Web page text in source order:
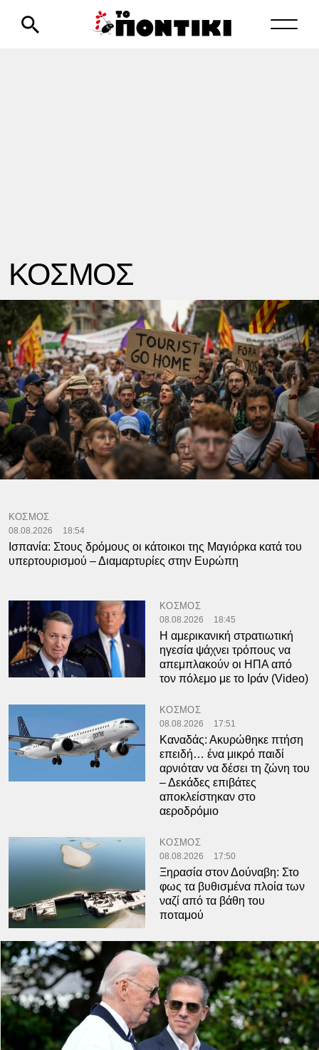
ΚΟΣΜΟΣ
ΚΟΣΜΟΣ
08.08.2026 18:54
Ισπανία: Στους δρόμους οι κάτοικοι της Μαγιόρκα κατά του
υπερτουρισμού – Διαμαρτυρίες στην Ευρώπη
ΚΟΣΜΟΣ
08.08.2026 18:45
Η αμερικανική στρατιωτική
ηγεσία ψάχνει τρόπους να
απεμπλακούν οι ΗΠΑ από
τον πόλεμο με το Ιράν (Video)
ΚΟΣΜΟΣ
08.08.2026 17:51
Καναδάς: Ακυρώθηκε πτήση
επειδή… ένα μικρό παιδί
αρνιόταν να δέσει τη ζώνη του
– Δεκάδες επιβάτες
αποκλείστηκαν στο
αεροδρόμιο
ΚΟΣΜΟΣ
08.08.2026 17:50
Ξηρασία στον Δούναβη: Στο
φως τα βυθισμένα πλοία των
ναζί από τα βάθη του
ποταμού